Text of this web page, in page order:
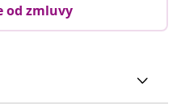
od zmluvy